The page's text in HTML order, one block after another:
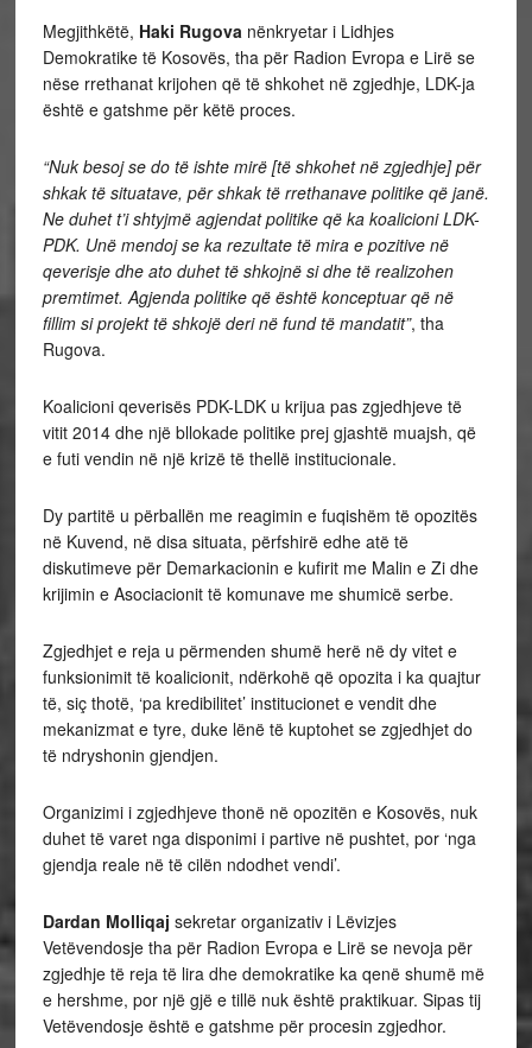
Megjithkëtë, Haki Rugovanënkryetar i Lidhjes
Demokratike të Kosovës, tha për Radion Evropa e Lirë se
nëse rrethanat krijohen që të shkohet në zgjedhje, LDK-ja
është e gatshme për këtë proces.
“Nuk besoj se do të ishte mirë [të shkohet në zgjedhje] për
shkak të situatave, për shkak të rrethanave politike që janë.
Ne duhet t’i shtyjmë agjendat politike që ka koalicioni LDK-
PDK. Unë mendoj se ka rezultate të mira e pozitive në
qeverisje dhe ato duhet të shkojnë si dhe të realizohen
premtimet. Agjenda politike që është konceptuar që në
fillim si projekt të shkojë deri në fund të mandatit”, tha
Rugova.
Koalicioni qeverisës PDK-LDK u krijua pas zgjedhjeve të
vitit 2014 dhe një bllokade politike prej gjashtë muajsh, që
e futi vendin në një krizë të thellë institucionale.
Dy partitë u përballën me reagimin e fuqishëm të opozitës
në Kuvend, në disa situata, përfshirë edhe atë të
diskutimeve për Demarkacionin e kufirit me Malin e Zi dhe
krijimin e Asociacionit të komunave me shumicë serbe.
Zgjedhjet e reja u përmenden shumë herë në dy vitet e
funksionimit të koalicionit, ndërkohë që opozita i ka quajtur
të, siç thotë, ‘pa kredibilitet’ institucionet e vendit dhe
mekanizmat e tyre, duke lënë të kuptohet se zgjedhjet do
të ndryshonin gjendjen.
Organizimi i zgjedhjeve thonë në opozitën e Kosovës, nuk
duhet të varet nga disponimi i partive në pushtet, por ‘nga
gjendja reale në të cilën ndodhet vendi’.
Dardan Molliqaj sekretar organizativ i Lëvizjes
Vetëvendosje tha për Radion Evropa e Lirë se nevoja për
zgjedhje të reja të lira dhe demokratike ka qenë shumë më
e hershme, por një gjë e tillë nuk është praktikuar. Sipas tij
Vetëvendosje është e gatshme për procesin zgjedhor.